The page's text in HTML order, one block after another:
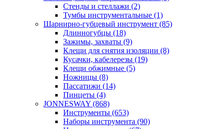
Cтенды и стеллажи (2)
Тумбы инструментальные (1)
Шарнирно-губцевый инструмент (85)
Длинногубцы (18)
Зажимы, захваты (9)
Клещи для снятия изоляции (8)
Кусачки, кабелерезы (19)
Клещи обжимные (5)
Ножницы (8)
Пассатижи (14)
Пинцеты (4)
JONNESWAY (868)
Инструменты (653)
Наборы инструмента (90)